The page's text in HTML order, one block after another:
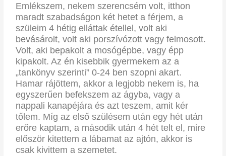
Emlékszem, nekem szerencsém volt, itthon
maradt szabadságon két hetet a férjem, a
szüleim 4 hétig elláttak étellel, volt aki
bevásárolt, volt aki porszívózott vagy felmosott.
Volt, aki bepakolt a mosógépbe, vagy épp
kipakolt. Az én kisebbik gyermekem az a
„tankönyv szerinti” 0-24 ben szopni akart.
Hamar rájöttem, akkor a legjobb nekem is, ha
egyszerűen befekszem az ágyba, vagy a
nappali kanapéjára és azt teszem, amit kér
tőlem. Míg az első szülésem után egy hét után
erőre kaptam, a második után 4 hét telt el, mire
először kitettem a lábamat az ajtón, akkor is
csak kivittem a szemetet.